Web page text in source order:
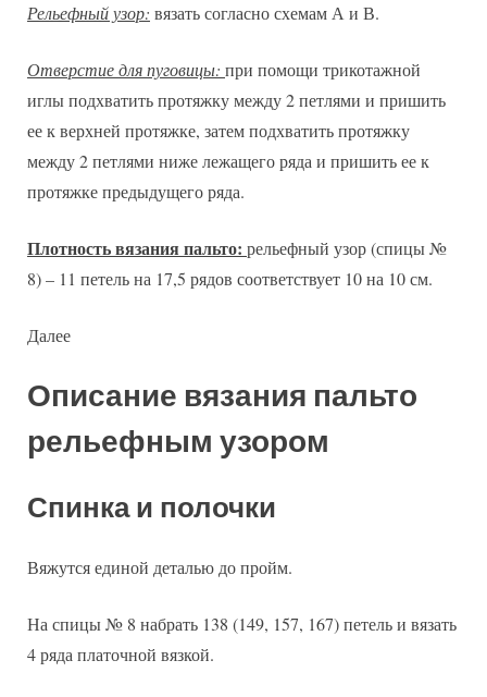
Рельефный узор: вязать согласно схемам А и В.
Отверстие для пуговицы: при помощи трикотажной
иглы подхватить протяжку между 2 петлями и пришить
ее к верхней протяжке, затем подхватить протяжку
между 2 петлями ниже лежащего ряда и пришить ее к
протяжке предыдущего ряда.
Плотность вязания пальто: рельефный узор (спицы №
8) – 11 петель на 17,5 рядов соответствует 10 на 10 см.
Далее
Описание вязания пальто
рельефным узором
Спинка и полочки
Вяжутся единой деталью до пройм.
На спицы № 8 набрать 138 (149, 157, 167) петель и вязать
4 ряда платочной вязкой.